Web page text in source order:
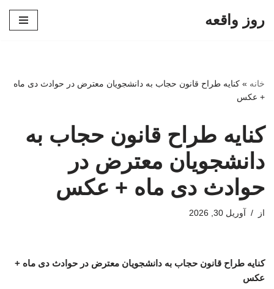
روز واقعه
خانه » کنایه طراح قانون حجاب به دانشجویان معترض در حوادث دی ماه
+ عکس
کنایه طراح قانون حجاب به
دانشجویان معترض در
حوادث دی ماه + عکس
از آوریل 30, 2026
کنایه طراح قانون حجاب به دانشجویان معترض در حوادث دی ماه +
عکس